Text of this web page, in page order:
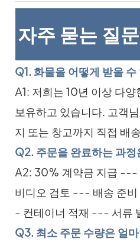
자주 묻는 질문
Q1. 화물을 어떻게 받을
A1: 저희는 10년 이상 다
보유하고 있습니다. 고객
지 또는 창고까지 직접 배
Q2. 주문을 완료하는 과
A2: 30% 계약금 지급 ---
비디오 검토 --- 배송 준
- 컨테이너 적재 --- 서류
Q3. 최소 주문 수량은 얼